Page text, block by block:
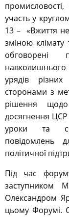
участь у
13 – «Вжиття
зміною клімату
обговорені
навколишнього
урядів
сторонами з
рішення
досягнення ЦСР
уроки та
повідомлень
політичної
Під час
заступником
Олександром
цьому Форумі.